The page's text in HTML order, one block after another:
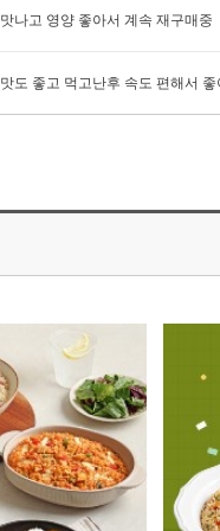
맛나고 영양 좋아서 계속 재구매중
맛도 좋고 먹고난후 속도 편해서 좋